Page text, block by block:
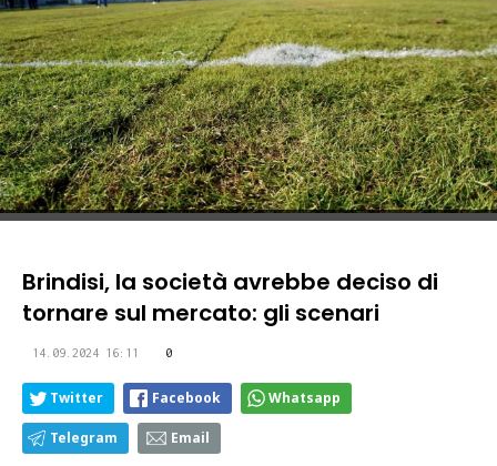
Brindisi, la società avrebbe deciso di
tornare sul mercato: gli scenari
14.09.2024 16:11 0
Twitter Facebook Whatsapp
Telegram Email